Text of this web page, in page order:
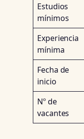
Estudios
mínimos
Experiencia
mínima
Fecha de
inicio
Nº de
vacantes